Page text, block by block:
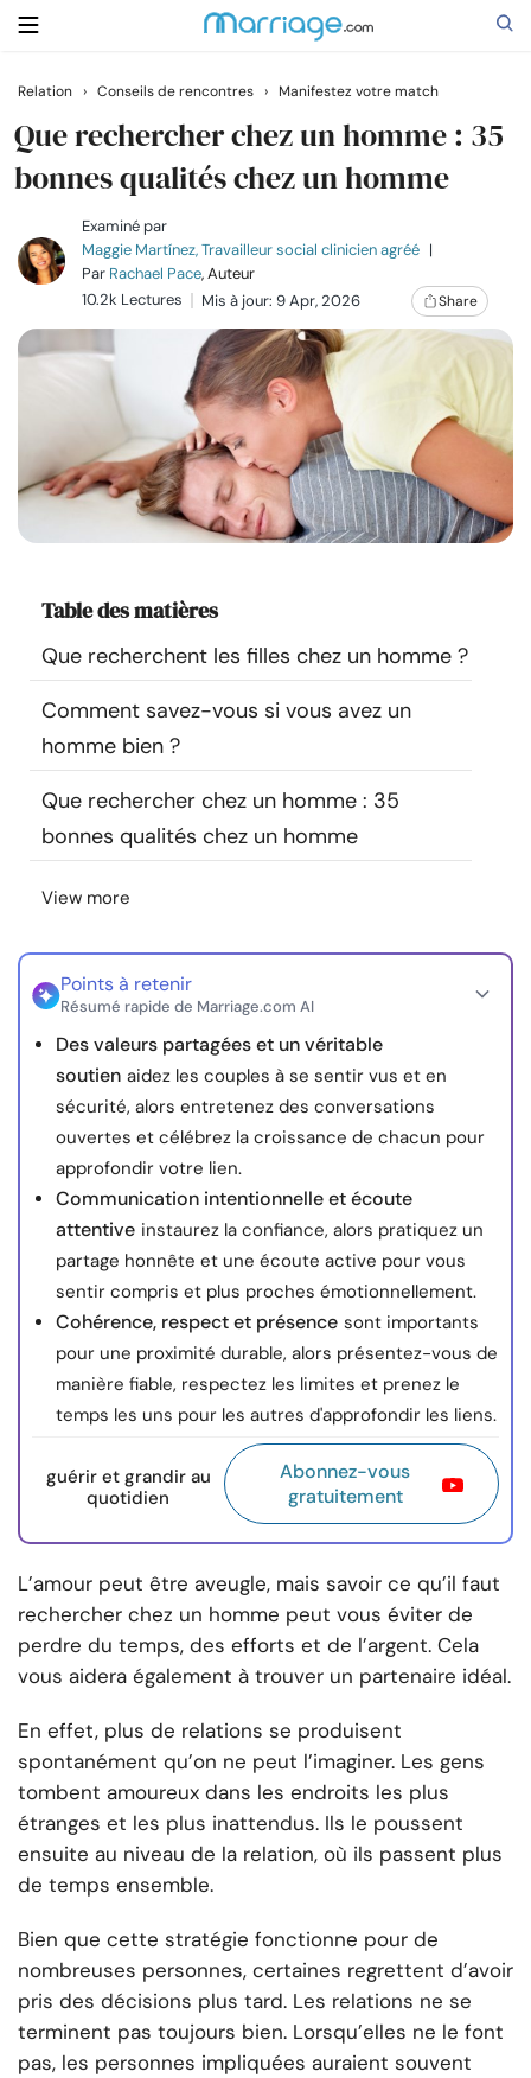
Rechercher
Se marier
Relations
Famille
Cours
Communauté
Trouver un thérapeute
Langue
À propos de nous Contact Écrivez pour nous
Publicité avec
nous
Relation › Conseils de rencontres › Manifestez votre match
Que rechercher chez un homme : 35
bonnes qualités chez un homme
Examiné par
Maggie Martínez, Travailleur social clinicien agréé |
Par Rachael Pace, Auteur
10.2k Lectures
Mis à jour: 9 Apr, 2026 Share
Table des matières
Que recherchent les filles chez un homme ?
Comment savez-vous si vous avez un
homme bien ?
Que rechercher chez un homme : 35
bonnes qualités chez un homme
View more
Points à retenir
Résumé rapide de Marriage.com AI
Des valeurs partagées et un véritable
soutien aidez les couples à se sentir vus et en
sécurité, alors entretenez des conversations
ouvertes et célébrez la croissance de chacun pour
approfondir votre lien.
Communication intentionnelle et écoute
attentive instaurez la confiance, alors pratiquez un
partage honnête et une écoute active pour vous
sentir compris et plus proches émotionnellement.
Cohérence, respect et présence sont importants
pour une proximité durable, alors présentez-vous de
manière fiable, respectez les limites et prenez le
temps les uns pour les autres d'approfondir les liens.
guérir et grandir au
quotidien
Abonnez-vous
gratuitement
L’amour peut être aveugle, mais savoir ce qu’il faut
rechercher chez un homme peut vous éviter de
perdre du temps, des efforts et de l’argent. Cela
vous aidera également à trouver un partenaire idéal.
En effet, plus de relations se produisent
spontanément qu’on ne peut l’imaginer. Les gens
tombent amoureux dans les endroits les plus
étranges et les plus inattendus. Ils le poussent
ensuite au niveau de la relation, où ils passent plus
de temps ensemble.
Bien que cette stratégie fonctionne pour de
nombreuses personnes, certaines regrettent d’avoir
pris des décisions plus tard. Les relations ne se
terminent pas toujours bien. Lorsqu’elles ne le font
pas, les personnes impliquées auraient souvent